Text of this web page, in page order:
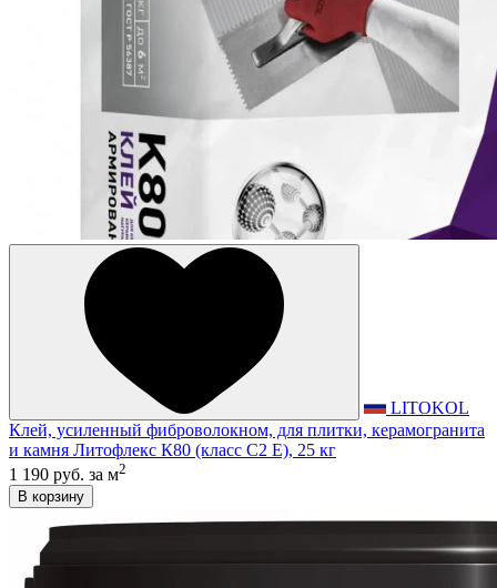
LITOKOL
Клей, усиленный фиброволокном, для плитки, керамогранита
и камня Литофлекс К80 (класс С2 E), 25 кг
1 190 руб. за м2
В корзину